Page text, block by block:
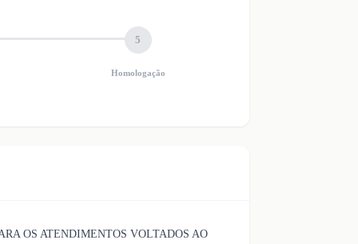
5
Homologação
OS ATENDIMENTOS VOLTADOS AO